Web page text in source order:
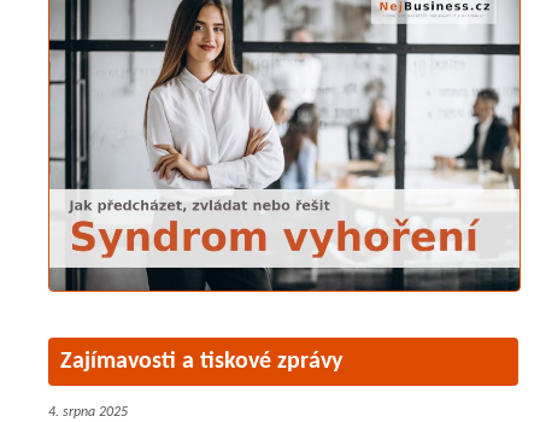
Zajímavosti a tiskové zprávy
4. srpna 2025